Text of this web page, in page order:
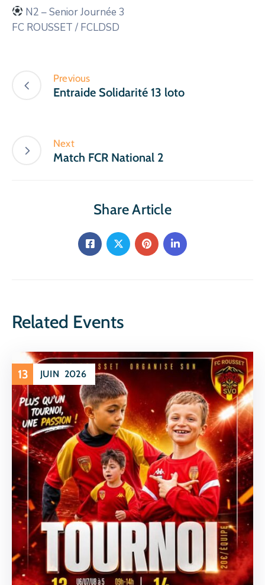
N2 – SeniorJournée 3
FC ROUSSET / FCLDSD
Previous
Entraide Solidarité 13 loto
Next
Match FCR National 2
Share Article
Related Events
13 JUIN 2026